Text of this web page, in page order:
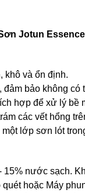
Jotun
khô và ổn định.
đảm bảo không
hợp để xử lý bề
các vết hổng
lớp sơn lót
15% nước sạch.
quét hoặc Máy